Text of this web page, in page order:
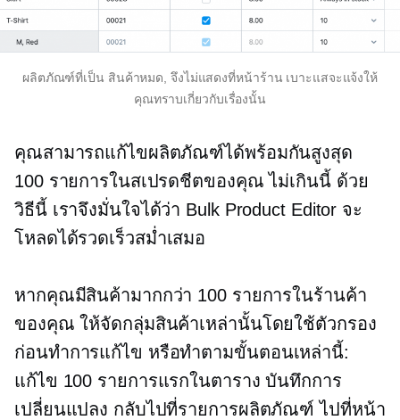
ผลิตภัณฑ์ที่เป็น สินค้าหมด, จึงไม่แสดงที่หน้าร้าน เบาะแสจะแจ้งให้
คุณทราบเกี่ยวกับเรื่องนั้น
คุณสามารถแก้ไขผลิตภัณฑ์ได้พร้อมกันสูงสุด
100 รายการในสเปรดชีตของคุณ ไม่เกินนี้ ด้วย
วิธีนี้ เราจึงมั่นใจได้ว่า Bulk Product Editor จะ
โหลดได้รวดเร็วสม่ำเสมอ
หากคุณมีสินค้ามากกว่า 100 รายการในร้านค้า
ของคุณ ให้จัดกลุ่มสินค้าเหล่านั้นโดยใช้ตัวกรอง
ก่อนทำการแก้ไข หรือทำตามขั้นตอนเหล่านี้:
แก้ไข 100 รายการแรกในตาราง บันทึกการ
เปลี่ยนแปลง กลับไปที่รายการผลิตภัณฑ์ ไปที่หน้า